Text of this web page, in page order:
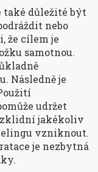
také důležité být
nebo
že cílem je
samotnou.
Následně je
udržet
zklidní jakékoliv
vzniknout.
je nezbytná